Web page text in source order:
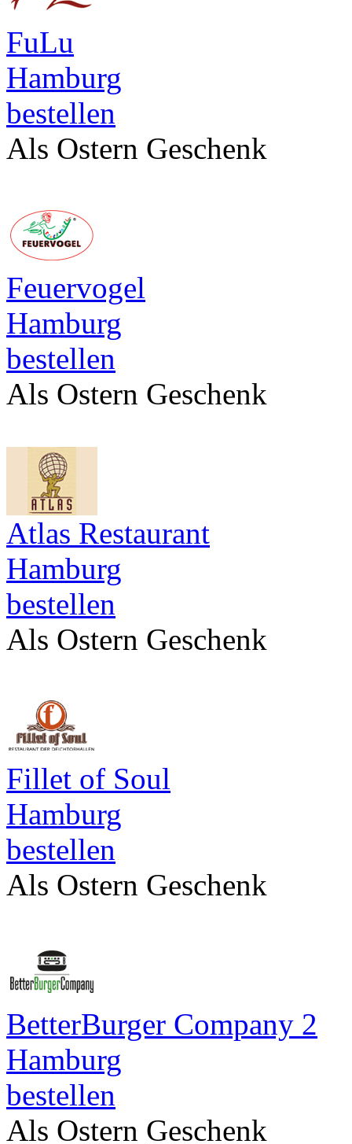
FuLu
Hamburg
bestellen
Als Ostern Geschenk
Feuervogel
Hamburg
bestellen
Als Ostern Geschenk
Atlas Restaurant
Hamburg
bestellen
Als Ostern Geschenk
Fillet of Soul
Hamburg
bestellen
Als Ostern Geschenk
BetterBurger Company 2
Hamburg
bestellen
Als Ostern Geschenk